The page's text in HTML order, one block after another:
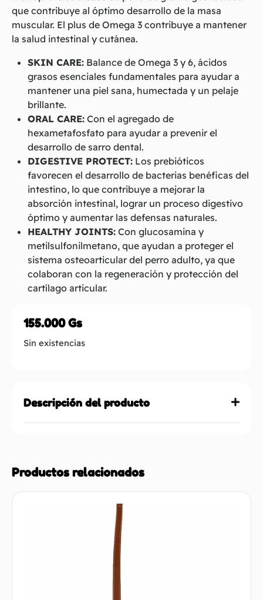
que contribuye al óptimo desarrollo de la masa
muscular. El plus de Omega 3 contribuye a mantener
la salud intestinal y cutánea.
SKIN CARE: Balance de Omega 3 y 6, ácidos
grasos esenciales fundamentales para ayudar a
mantener una piel sana, humectada y un pelaje
brillante.
ORAL CARE: Con el agregado de
hexametafosfato para ayudar a prevenir el
desarrollo de sarro dental.
DIGESTIVE PROTECT: Los prebióticos
favorecen el desarrollo de bacterias benéficas del
intestino, lo que contribuye a mejorar la
absorción intestinal, lograr un proceso digestivo
óptimo y aumentar las defensas naturales.
HEALTHY JOINTS: Con glucosamina y
metilsulfonilmetano, que ayudan a proteger el
sistema osteoarticular del perro adulto, ya que
colaboran con la regeneración y protección del
cartílago articular.
155.000Gs
Sin existencias
Descripción del producto
Productos relacionados